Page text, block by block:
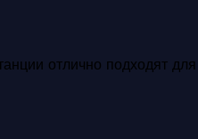
отлично подходят для